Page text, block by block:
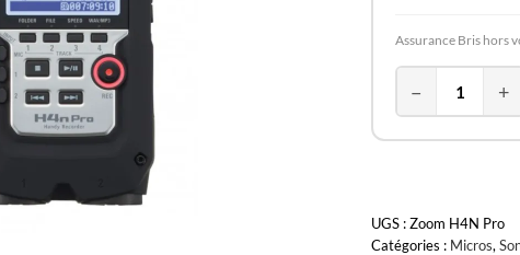
Assurance Bris hors
− +
UGS :Zoom H4N Pro
Catégories : Micros,